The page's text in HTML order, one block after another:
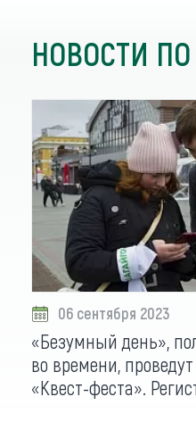
НОВОСТИ
06 сентября 2023
«Безумный день»,
во времени,
«Квест-феста».